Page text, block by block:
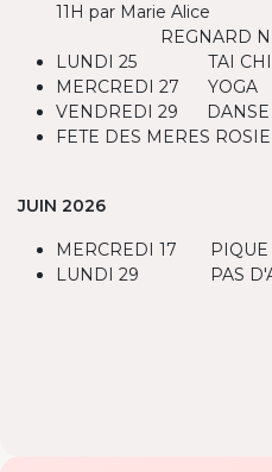
11H par
REGNARD
LUNDI 25 TAI
MERCREDI 27
VENDREDI 29 DANSE
FETE DES MERES
JUIN 2026
MERCREDI 17 PIQUE
LUNDI 29 PAS